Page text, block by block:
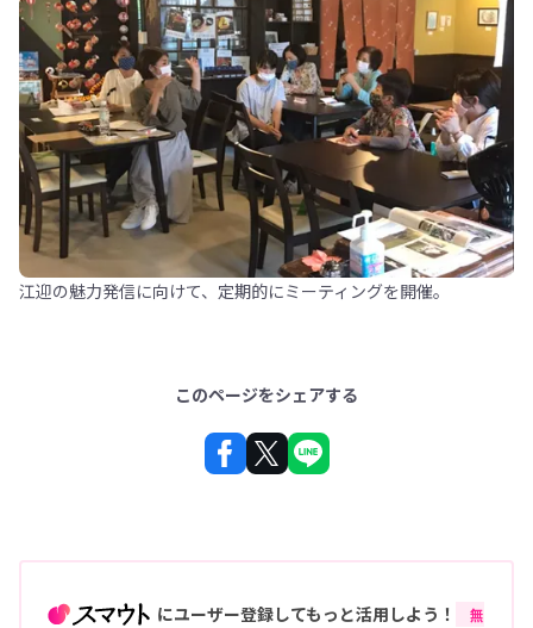
江迎の魅力発信に向けて、定期的にミーティングを開催。
このページをシェアする
にユーザー登録してもっと活用しよう！
無